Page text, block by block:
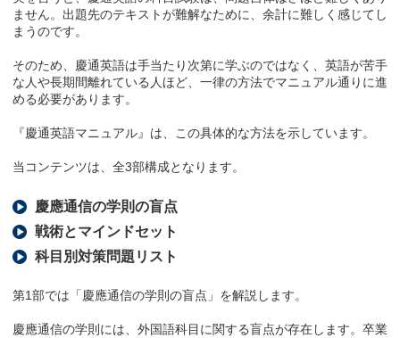
ません。出題先のテキストが難解なために、余計に難しく感じてし
まうのです。
そのため、慶通英語は手当たり次第に学ぶのではなく、英語が苦手
な人や長期間離れている人ほど、一律の方法でマニュアル通りに進
める必要があります。
『慶通英語マニュアル』は、この具体的な方法を示しています。
当コンテンツは、全3部構成となります。
慶應通信の学則の盲点
戦術とマインドセット
科目別対策問題リスト
第1部では「慶應通信の学則の盲点」を解説します。
慶應通信の学則には、外国語科目に関する盲点が存在します。卒業